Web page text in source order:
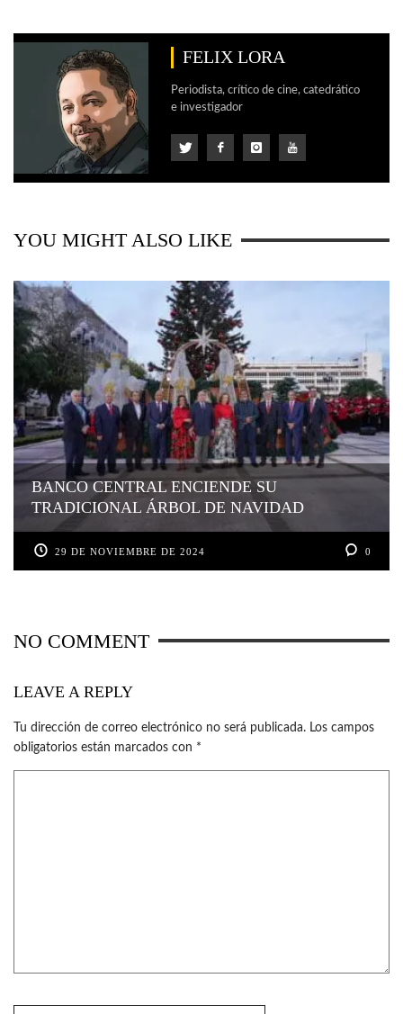
FELIX LORA
Periodista, crítico de cine, catedrático
e investigador
YOU MIGHT ALSO LIKE
BANCO CENTRAL ENCIENDE SU
TRADICIONAL ÁRBOL DE NAVIDAD
29 DE NOVIEMBRE DE 2024 0
NO COMMENT
LEAVE A REPLY
Tu dirección de correo electrónico no será publicada. Los campos
obligatorios están marcados con *